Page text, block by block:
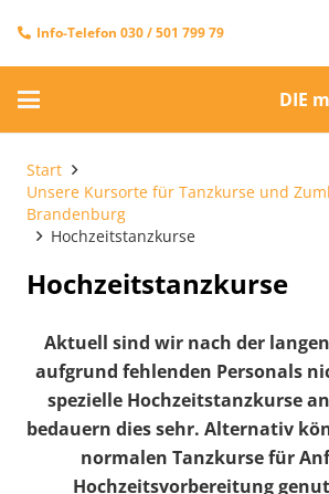
Info-Telefon 030 / 501 799 79
DIE
Start
Unsere Kursorte für Tanzkurse und
Brandenburg
Hochzeitstanzkurse
Hochzeitstanzkurse
Aktuell sind wir nach der
aufgrund fehlenden Personals
spezielle Hochzeitstanzkurse
bedauern dies sehr. Alternativ
normalen Tanzkurse für
Hochzeitsvorbereitung